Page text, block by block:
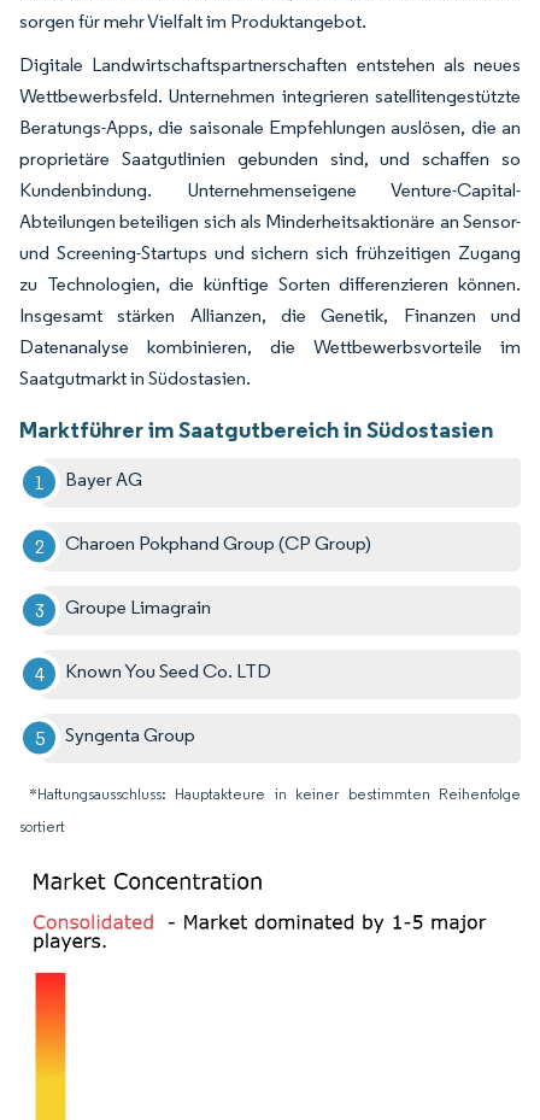
sorgen für mehr Vielfalt im Produktangebot.
Digitale Landwirtschaftspartnerschaften entstehen als neues
Wettbewerbsfeld. Unternehmen integrieren satellitengestützte
Beratungs-Apps, die saisonale Empfehlungen auslösen, die an
proprietäre Saatgutlinien gebunden sind, und schaffen so
Kundenbindung. Unternehmenseigene Venture-Capital-
Abteilungen beteiligen sich als Minderheitsaktionäre an Sensor-
und Screening-Startups und sichern sich frühzeitigen Zugang
zu Technologien, die künftige Sorten differenzieren können.
Insgesamt stärken Allianzen, die Genetik, Finanzen und
Datenanalyse kombinieren, die Wettbewerbsvorteile im
Saatgutmarkt in Südostasien.
Marktführer im Saatgutbereich in Südostasien
Bayer AG
Charoen Pokphand Group (CP Group)
Groupe Limagrain
Known You Seed Co. LTD
Syngenta Group
*Haftungsausschluss: Hauptakteure in keiner bestimmten Reihenfolge
sortiert